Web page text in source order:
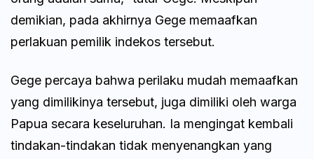
demikian, pada akhirnya Gege memaafkan
perlakuan pemilik indekos tersebut.
Gege percaya bahwa perilaku mudah memaafkan
yang dimilikinya tersebut, juga dimiliki oleh warga
Papua secara keseluruhan. Ia mengingat kembali
tindakan-tindakan tidak menyenangkan yang